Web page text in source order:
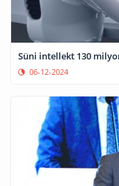
Süni intellekt 130
06-12-2024